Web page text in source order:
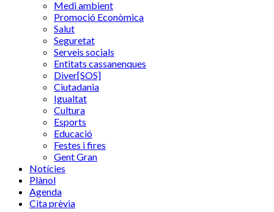
Medi ambient
Promoció Econòmica
Salut
Seguretat
Serveis socials
Entitats cassanenques
Diver[SOS]
Ciutadania
Igualtat
Cultura
Esports
Educació
Festes i fires
Gent Gran
Notícies
Plànol
Agenda
Cita prèvia